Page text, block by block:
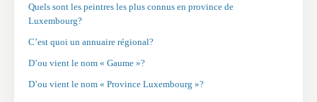
Quels sont les peintres les plus connus en province de
Luxembourg?
C’est quoi un annuaire régional?
D’ou vient le nom « Gaume »?
D’ou vient le nom « Province Luxembourg »?